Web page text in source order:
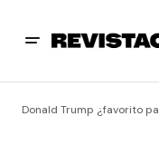
Donald Trump ¿favorito